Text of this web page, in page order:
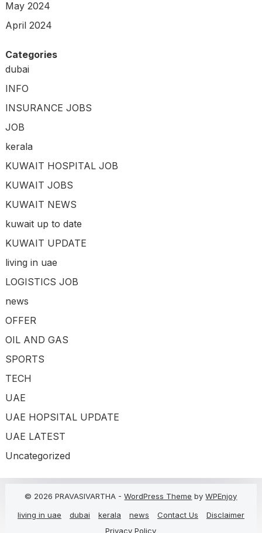
May 2024
April 2024
Categories
dubai
INFO
INSURANCE JOBS
JOB
kerala
KUWAIT HOSPITAL JOB
KUWAIT JOBS
KUWAIT NEWS
kuwait up to date
KUWAIT UPDATE
living in uae
LOGISTICS JOB
news
OFFER
OIL AND GAS
SPORTS
TECH
UAE
UAE HOPSITAL UPDATE
UAE LATEST
Uncategorized
© 2026 PRAVASIVARTHA -WordPress Theme byWPEnjoy
living in uae
dubai kerala news Contact Us
Disclaimer
Privacy Policy